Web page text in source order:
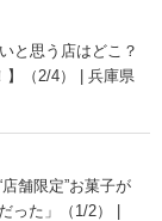
と思う店はどこ？
】（2/4） | 兵庫県
舗限定”お菓子が
た」（1/2） |